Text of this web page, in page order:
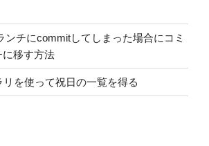
ンチにcommitしてしまった場合にコミ
に移す方法
を使って祝日の一覧を得る